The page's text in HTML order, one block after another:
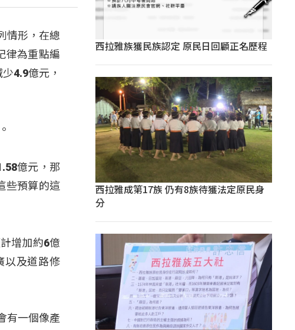
情形，在總
律為重點編
4.9億元，
億元，那
些預算的這
增加約6億
以及道路修
有一個像產
西拉雅族獲民族認定 原民日回顧正名歷程
西拉雅成第17族 仍有8族待獲法定原民身
分